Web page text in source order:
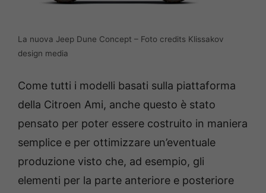
La nuova Jeep Dune Concept – Foto credits Klissakov
design media
Come tutti i modelli basati sulla piattaforma
della Citroen Ami, anche questo è stato
pensato per poter essere costruito in maniera
semplice e per ottimizzare un’eventuale
produzione visto che, ad esempio, gli
elementi per la parte anteriore e posteriore